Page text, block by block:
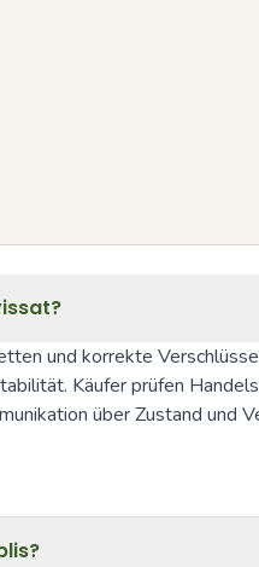
und korrekte
Käufer prüfen
über Zustand und